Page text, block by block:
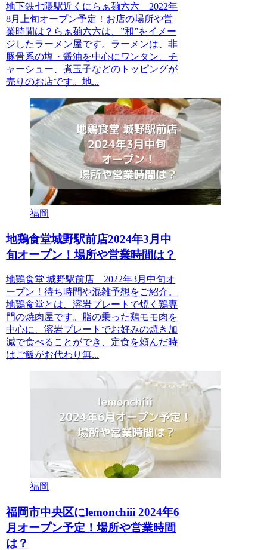
地下鉄七隈駅近くにらぁ麺六六 2022年
8月上旬オープン予定！お店の場所や営
業時間は？らぁ麺六六は、”和”をイメー
ジしたラーメン屋です。ラーメンは、非
豚骨系の塩・醤油を中心にワンタン、チ
ャーシュー、煮玉子などのトッピングが
売りのお店です。地...
福岡
地鶏食堂城野駅前店2024年3月中
旬オープン！場所や営業時間は？
地鶏食堂 城野駅前店 2022年3月中旬オ
ープン！待ち時間や混雑予想をご紹介。
地鶏食堂とは、溶岩プレートで焼く鶏専
門の焼肉屋です。脂の乗った鶏モモ肉を
中心に、溶岩プレートでお好みの焼き加
減で食べることができ、定食を頼んだ時
はご飯がお代わり無...
福岡
福岡市中央区にlemonchiii 2024年6
月オープン予定！場所や営業時間
は？